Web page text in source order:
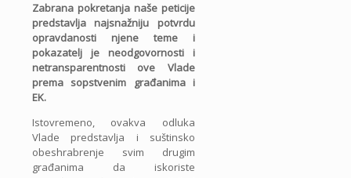
Zabrana pokretanja naše peticije
predstavlja najsnažniju potvrdu
opravdanosti njene teme i
pokazatelj je neodgovornosti i
netransparentnosti ove Vlade
prema sopstvenim građanima i
EK.
Istovremeno, ovakva odluka
Vlade predstavlja i suštinsko
obeshrabrenje svim drugim
građanima da iskoriste